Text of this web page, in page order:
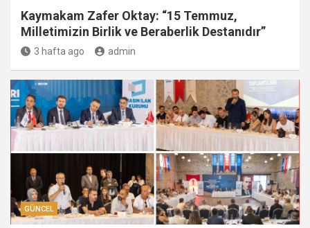
Kaymakam Zafer Oktay: “15 Temmuz,
Milletimizin Birlik ve Beraberlik Destanıdır”
3 hafta ago admin
GÜNCEL